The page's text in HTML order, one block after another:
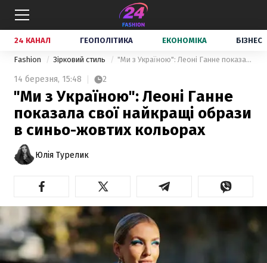
24 КАНАЛ ГЕОПОЛІТИКА ЕКОНОМІКА БІЗНЕС
Fashion Зірковий стиль "Ми з Україною": Леоні Ганне показала свої найкращі образи в синьо-жовтих кольорах
14 березня, 15:48 2
"Ми з Україною": Леоні Ганне
показала свої найкращі образи
в синьо-жовтих кольорах
Юлія Турелик